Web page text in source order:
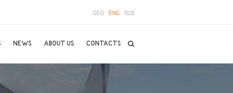
GEO ENG RUS
NEWS ABOUT US CONTACTS